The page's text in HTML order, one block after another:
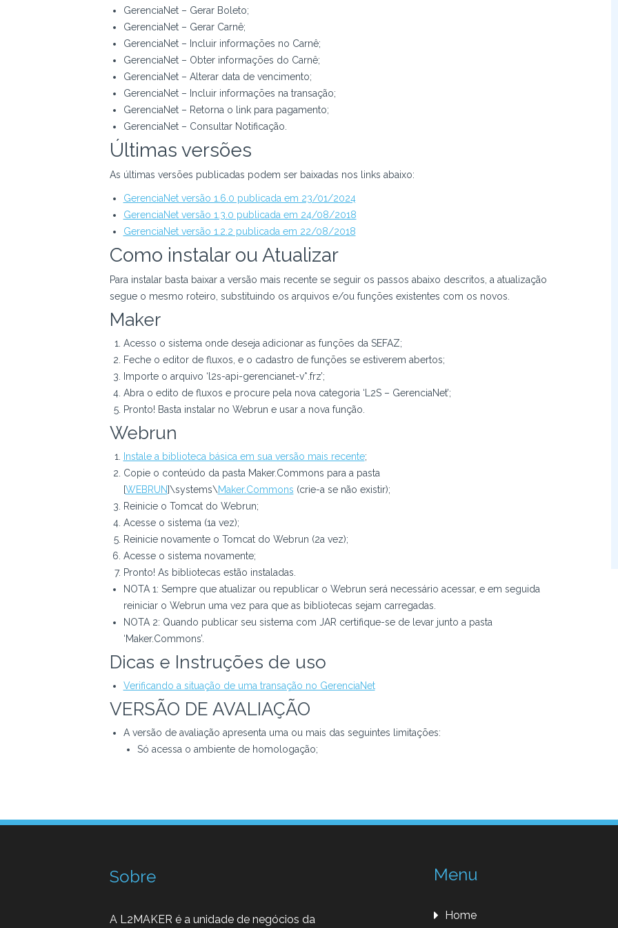
GerenciaNet – Gerar Boleto;
GerenciaNet – Gerar Carnê;
GerenciaNet – Incluir informações no Carnê;
GerenciaNet – Obter informações do Carnê;
GerenciaNet – Alterar data de vencimento;
GerenciaNet – Incluir informações na transação;
GerenciaNet – Retorna o link para pagamento;
GerenciaNet – Consultar Notificação.
Últimas versões
As últimas versões publicadas podem ser baixadas nos links abaixo:
GerenciaNet versão 1.6.0 publicada em 23/01/2024
GerenciaNet versão 1.3.0 publicada em 24/08/2018
GerenciaNet versão 1.2.2 publicada em 22/08/2018
Como instalar ou Atualizar
Para instalar basta baixar a versão mais recente se seguir os passos abaixo descritos, a atualização
segue o mesmo roteiro, substituindo os arquivos e/ou funções existentes com os novos.
Maker
Acesso o sistema onde deseja adicionar as funções da SEFAZ;
Feche o editor de fluxos, e o cadastro de funções se estiverem abertos;
Importe o arquivo ‘l2s-api-gerencianet-v*.frz’;
Abra o edito de fluxos e procure pela nova categoria ‘L2S – GerenciaNet’;
Pronto! Basta instalar no Webrun e usar a nova função.
Webrun
Instale a biblioteca básica em sua versão mais recente;
Copie o conteúdo da pasta Maker.Commons para a pasta
[WEBRUN]\systems\Maker.Commons (crie-a se não existir);
Reinicie o Tomcat do Webrun;
Acesse o sistema (1a vez);
Reinicie novamente o Tomcat do Webrun (2a vez);
Acesse o sistema novamente;
Pronto! As bibliotecas estão instaladas.
NOTA 1: Sempre que atualizar ou republicar o Webrun será necessário acessar, e em seguida
reiniciar o Webrun uma vez para que as bibliotecas sejam carregadas.
NOTA 2: Quando publicar seu sistema com JAR certifique-se de levar junto a pasta
‘Maker.Commons’.
Dicas e Instruções de uso
Verificando a situação de uma transação no GerenciaNet
VERSÃO DE AVALIAÇÃO
A versão de avaliação apresenta uma ou mais das seguintes limitações:
Só acessa o ambiente de homologação;
Sobre
A L2MAKER é a unidade de negócios da
Menu
Home